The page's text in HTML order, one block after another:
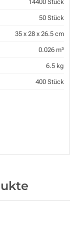
14400 Stück
50 Stück
35 x 28 x 26.5 cm
0.026 m³
6.5 kg
400 Stück